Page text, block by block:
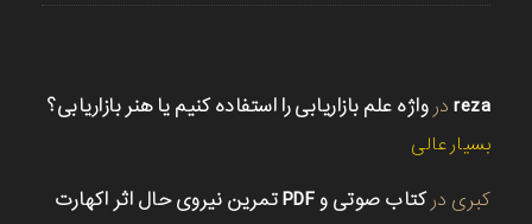
reza در واژه علم بازاریابی را استفاده کنیم یا هنر بازاریابی؟
بسیار عالی
کبری در
کتاب صوتی و PDF تمرین نیروی حال اثر اکهارت